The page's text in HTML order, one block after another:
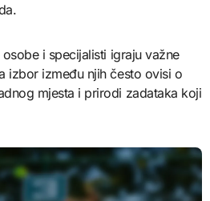
i specijalisti igraju važne
izbor između njih često ovisi o
mjesta i prirodi zadataka koji